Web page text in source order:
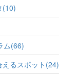
(10)
ム(66)
るスポット(24)